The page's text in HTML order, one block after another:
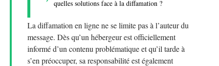
quelles solutions face à la diffamation ?
La diffamation en ligne ne se limite pas à l’auteur du
message. Dès qu’un hébergeur est officiellement
informé d’un contenu problématique et qu’il tarde à
s’en préoccuper, sa responsabilité est également